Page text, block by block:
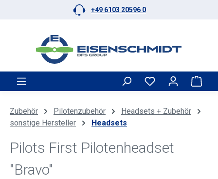
Zum Hauptinhalt springen+49 6103 20596 0
Zubehör Pilotenzubehör
Headsets + Zubehör
sonstige Hersteller
Headsets
Pilots First Pilotenheadset
"Bravo"